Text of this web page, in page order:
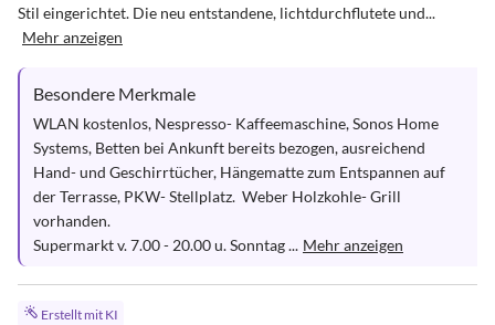
Stil eingerichtet. Die neu entstandene, lichtdurchflutete und...
Mehr anzeigen
Besondere Merkmale
WLAN kostenlos, Nespresso- Kaffeemaschine, Sonos Home
Systems, Betten bei Ankunft bereits bezogen, ausreichend
Hand- und Geschirrtücher, Hängematte zum Entspannen auf
der Terrasse, PKW- Stellplatz.  Weber Holzkohle- Grill
vorhanden.
Supermarkt v. 7.00 - 20.00 u. Sonntag ... Mehr anzeigen
Erstellt mit KI